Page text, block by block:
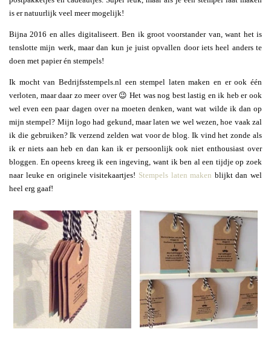
is er natuurlijk veel meer mogelijk!
Bijna 2016 en alles digitaliseert. Ben ik groot voorstander van, want het is
tenslotte mijn werk, maar dan kun je juist opvallen door iets heel anders te
doen met papier én stempels!
Ik mocht van Bedrijfsstempels.nl een stempel laten maken en er ook één
verloten, maar daar zo meer over 😉 Het was nog best lastig en ik heb er ook
wel even een paar dagen over na moeten denken, want wat wilde ik dan op
mijn stempel? Mijn logo had gekund, maar laten we wel wezen, hoe vaak zal
ik die gebruiken? Ik verzend zelden wat voor de blog. Ik vind het zonde als
ik er niets aan heb en dan kan ik er persoonlijk ook niet enthousiast over
bloggen. En opeens kreeg ik een ingeving, want ik ben al een tijdje op zoek
naar leuke en originele visitekaartjes! Stempels laten maken blijkt dan wel
heel erg gaaf!